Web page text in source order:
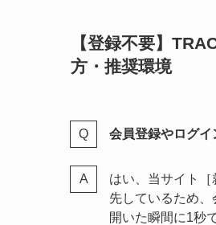
【登録不要】
方・推奨環境
会員登録やログイ
はい、当サイト
先しているため
開いた瞬間に1秒